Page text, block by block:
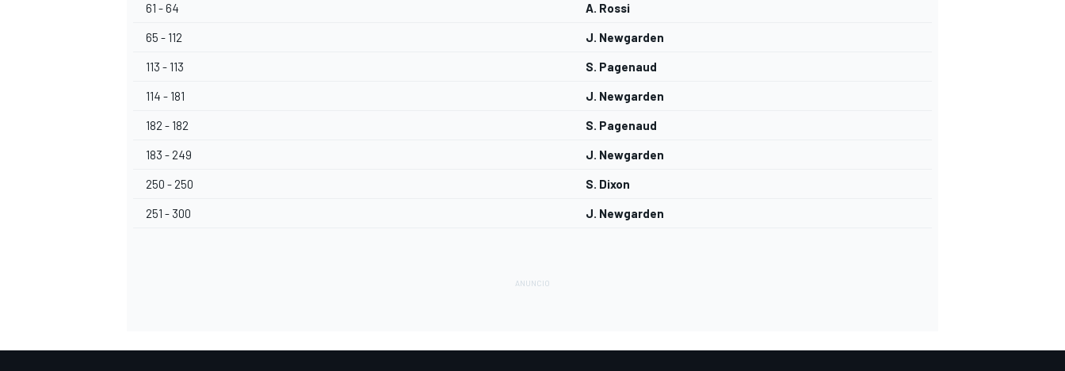
61 - 64 A. Rossi
65 - 112 J. Newgarden
113 - 113 S. Pagenaud
114 - 181 J. Newgarden
182 - 182 S. Pagenaud
183 - 249 J. Newgarden
250 - 250 S. Dixon
251 - 300 J. Newgarden